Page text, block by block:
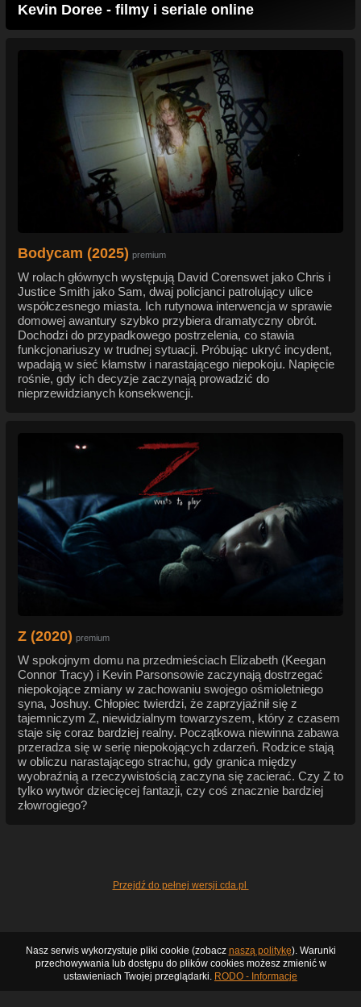
Kevin Doree - filmy i seriale online
Bodycam (2025) premium
W rolach głównych występują David Corenswet jako Chris i
Justice Smith jako Sam, dwaj policjanci patrolujący ulice
współczesnego miasta. Ich rutynowa interwencja w sprawie
domowej awantury szybko przybiera dramatyczny obrót.
Dochodzi do przypadkowego postrzelenia, co stawia
funkcjonariuszy w trudnej sytuacji. Próbując ukryć incydent,
wpadają w sieć kłamstw i narastającego niepokoju. Napięcie
rośnie, gdy ich decyzje zaczynają prowadzić do
nieprzewidzianych konsekwencji.
Z (2020) premium
W spokojnym domu na przedmieściach Elizabeth (Keegan
Connor Tracy) i Kevin Parsonsowie zaczynają dostrzegać
niepokojące zmiany w zachowaniu swojego ośmioletniego
syna, Joshuy. Chłopiec twierdzi, że zaprzyjaźnił się z
tajemniczym Z, niewidzialnym towarzyszem, który z czasem
staje się coraz bardziej realny. Początkowa niewinna zabawa
przeradza się w serię niepokojących zdarzeń. Rodzice stają
w obliczu narastającego strachu, gdy granica między
wyobraźnią a rzeczywistością zaczyna się zacierać. Czy Z to
tylko wytwór dziecięcej fantazji, czy coś znacznie bardziej
złowrogiego?
Przejdź do pełnej wersji cda.pl
Nasz serwis wykorzystuje pliki cookie (zobacz naszą politykę). Warunki
przechowywania lub dostępu do plików cookies możesz zmienić w
ustawieniach Twojej przeglądarki. RODO - Informacje